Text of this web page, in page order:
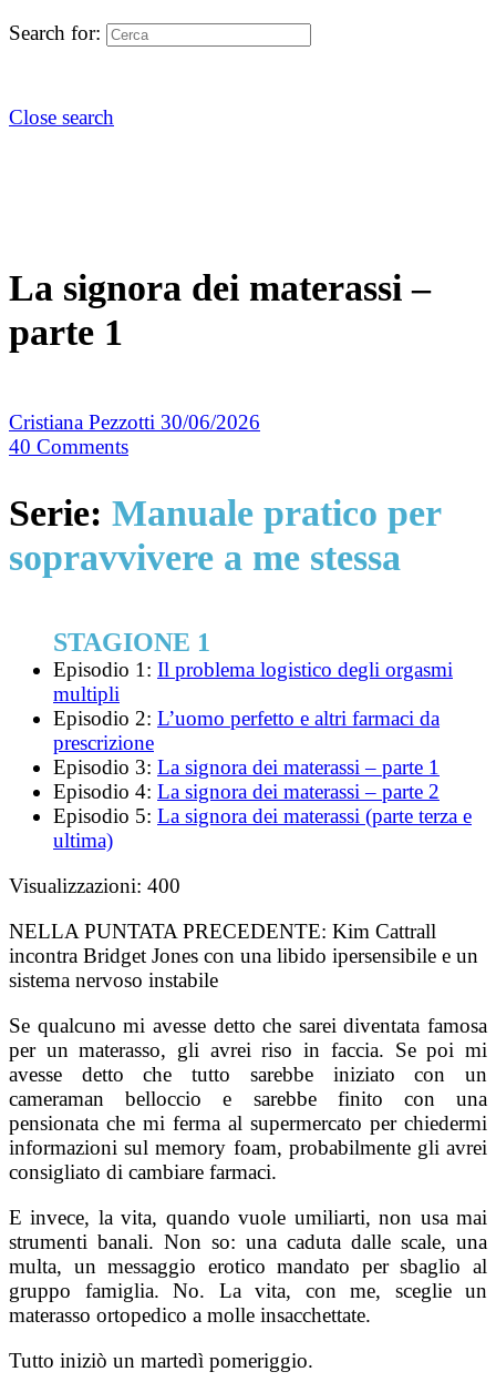
Search for:
Close search
La signora dei materassi –
parte 1
Cristiana Pezzotti 30/06/2026
40 Comments
Serie: Manuale pratico per
sopravvivere a me stessa
STAGIONE 1
Episodio 1: Il problema logistico degli orgasmi
multipli
Episodio 2: L’uomo perfetto e altri farmaci da
prescrizione
Episodio 3: La signora dei materassi – parte 1
Episodio 4: La signora dei materassi – parte 2
Episodio 5: La signora dei materassi (parte terza e
ultima)
Visualizzazioni: 400
NELLA PUNTATA PRECEDENTE: Kim Cattrall
incontra Bridget Jones con una libido ipersensibile e un
sistema nervoso instabile
Se qualcuno mi avesse detto che sarei diventata famosa
per un materasso, gli avrei riso in faccia. Se poi mi
avesse detto che tutto sarebbe iniziato con un
cameraman belloccio e sarebbe finito con una
pensionata che mi ferma al supermercato per chiedermi
informazioni sul memory foam, probabilmente gli avrei
consigliato di cambiare farmaci.
E invece, la vita, quando vuole umiliarti, non usa mai
strumenti banali. Non so: una caduta dalle scale, una
multa, un messaggio erotico mandato per sbaglio al
gruppo famiglia. No. La vita, con me, sceglie un
materasso ortopedico a molle insacchettate.
Tutto iniziò un martedì pomeriggio.